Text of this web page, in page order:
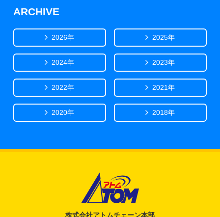
ARCHIVE
2026年 2025年
2024年 2023年
2022年 2021年
2020年 2018年
株式会社アトムチェーン本部